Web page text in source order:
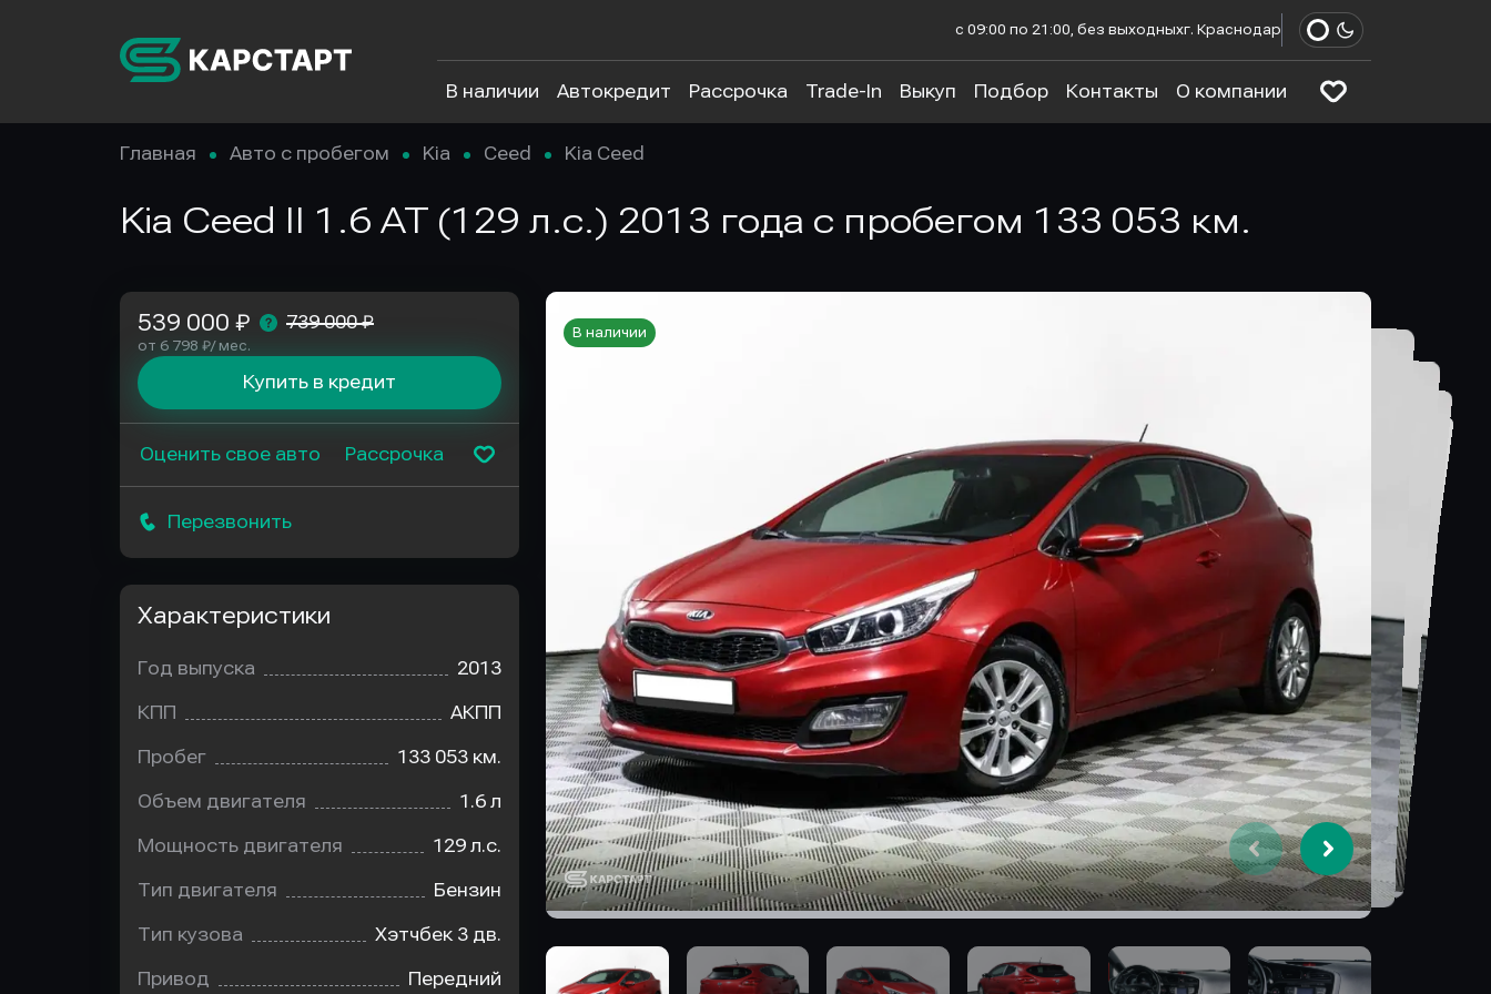
с 09:00 по 21:00, без выходныхг. Краснодар
В наличии Автокредит Рассрочка Trade-In Выкуп Подбор Контакты О компании
Главная Авто с пробегом Kia Ceed Kia Ceed
Kia Ceed II 1.6 AT (129 л.с.) 2013 года с пробегом 133 053 км.
В наличии
539 000 ₽ 739 000 ₽
от 6 798 ₽/ мес.
Купить в кредит
Оценить свое авто Рассрочка
Перезвонить
Характеристики
Год выпуска 2013
КПП АКПП
Пробег 133 053 км.
Объем двигателя 1.6 л
Мощность двигателя 129 л.с.
Тип двигателя Бензин
Тип кузова Хэтчбек 3 дв.
Привод Передний